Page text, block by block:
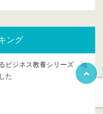
ング
るビジネス教養シリーズ 地
た